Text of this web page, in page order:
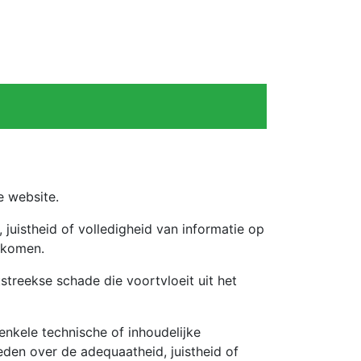
website.
of volledigheid van informatie op
schade die voortvloeit uit het
technische of inhoudelijke
over de adequaatheid, juistheid of